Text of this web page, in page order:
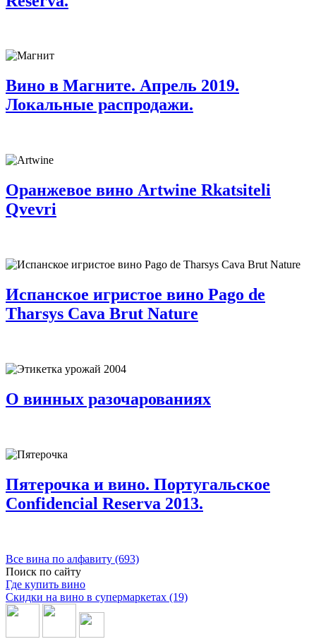
Вино в Магните. Апрель 2019.
Локальные распродажи.
Оранжевое вино Artwine Rkatsiteli
Qvevri
Испанское игристое вино Pago de
Tharsys Cava Brut Nature
О винных разочарованиях
Пятерочка и вино. Португальское
Confidencial Reserva 2013.
Все вина по алфавиту (693)
Поиск по сайту
Где купить вино
Скидки на вино в супермаркетах (19)